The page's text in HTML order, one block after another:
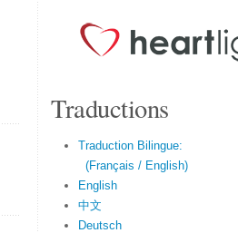
Traductions
Traduction Bilingue:
(Français / English)
English
中文
Deutsch